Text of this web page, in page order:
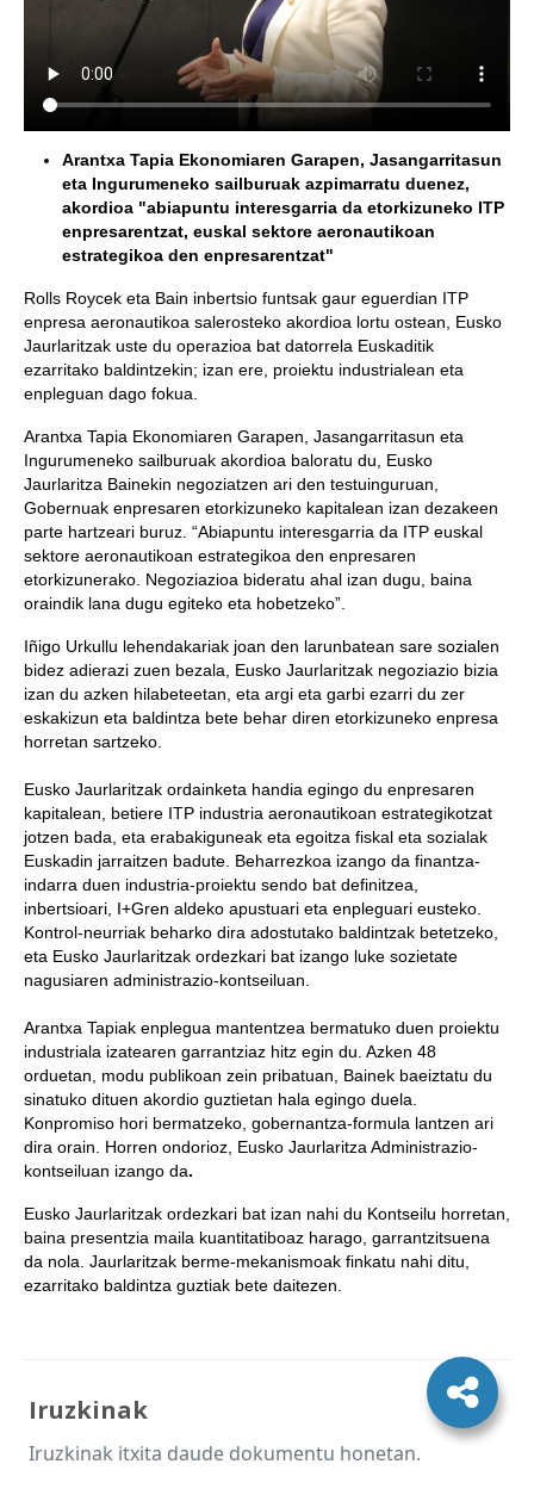
Arantxa Tapia Ekonomiaren Garapen, Jasangarritasun
eta Ingurumeneko sailburuak azpimarratu duenez,
akordioa "abiapuntu interesgarria da etorkizuneko ITP
enpresarentzat, euskal sektore aeronautikoan
estrategikoa den enpresarentzat"
Rolls Roycek eta Bain inbertsio funtsak gaur eguerdian ITP
enpresa aeronautikoa salerosteko akordioa lortu ostean, Eusko
Jaurlaritzak uste du operazioa bat datorrela Euskaditik
ezarritako baldintzekin; izan ere, proiektu industrialean eta
enpleguan dago fokua.
Arantxa Tapia Ekonomiaren Garapen, Jasangarritasun eta
Ingurumeneko sailburuak akordioa baloratu du, Eusko
Jaurlaritza Bainekin negoziatzen ari den testuinguruan,
Gobernuak enpresaren etorkizuneko kapitalean izan dezakeen
parte hartzeari buruz. “Abiapuntu interesgarria da ITP euskal
sektore aeronautikoan estrategikoa den enpresaren
etorkizunerako. Negoziazioa bideratu ahal izan dugu, baina
oraindik lana dugu egiteko eta hobetzeko”.
Iñigo Urkullu lehendakariak joan den larunbatean sare sozialen
bidez adierazi zuen bezala, Eusko Jaurlaritzak negoziazio bizia
izan du azken hilabeteetan, eta argi eta garbi ezarri du zer
eskakizun eta baldintza bete behar diren etorkizuneko enpresa
horretan sartzeko.
Eusko Jaurlaritzak ordainketa handia egingo du enpresaren
kapitalean, betiere ITP industria aeronautikoan estrategikotzat
jotzen bada, eta erabakiguneak eta egoitza fiskal eta sozialak
Euskadin jarraitzen badute. Beharrezkoa izango da finantza-
indarra duen industria-proiektu sendo bat definitzea,
inbertsioari, I+Gren aldeko apustuari eta enpleguari eusteko.
Kontrol-neurriak beharko dira adostutako baldintzak betetzeko,
eta Eusko Jaurlaritzak ordezkari bat izango luke sozietate
nagusiaren administrazio-kontseiluan.
Arantxa Tapiak enplegua mantentzea bermatuko duen proiektu
industriala izatearen garrantziaz hitz egin du. Azken 48
orduetan, modu publikoan zein pribatuan, Bainek baeiztatu du
sinatuko dituen akordio guztietan hala egingo duela.
Konpromiso hori bermatzeko, gobernantza-formula lantzen ari
dira orain. Horren ondorioz, Eusko Jaurlaritza Administrazio-
kontseiluan izango da.
Eusko Jaurlaritzak ordezkari bat izan nahi du Kontseilu horretan,
baina presentzia maila kuantitatiboaz harago, garrantzitsuena
da nola. Jaurlaritzak berme-mekanismoak finkatu nahi ditu,
ezarritako baldintza guztiak bete daitezen.
Iruzkinak
Iruzkinak itxita daude dokumentu honetan.